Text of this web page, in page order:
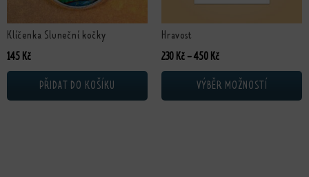
Klíčenka Sluneční kočky
145 Kč
PŘIDAT DO KOŠÍKU
Hravost
230 Kč –450 KčRozpětí cen: 230 Kč až
VÝBĚR MOŽNOSTÍ